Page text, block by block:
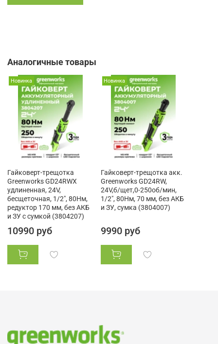
Аналогичные товары
Новинка
Гайковерт-трещотка
Greenworks GD24RWX
удлиненная, 24V,
бесщеточная, 1/2", 80Нм,
редуктор 170 мм, без АКБ
и ЗУ с сумкой (3804207)
10990 руб
Новинка
Гайковерт-трещотка акк.
Greenworks GD24RW,
24V,б/щет,0-250об/мин,
1/2", 80Нм, 70 мм, без АКБ
и ЗУ, сумка (3804007)
9990 руб